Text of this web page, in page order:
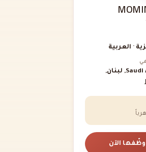
· العربية
Saudi Arabia, لبنان,
وظّفها الآن